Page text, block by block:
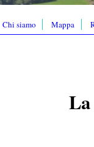
Chi siamo Mappa